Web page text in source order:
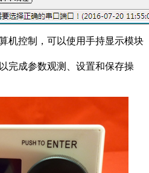
机控制，可以使用手持显示模块
完成参数观测、设置和保存操